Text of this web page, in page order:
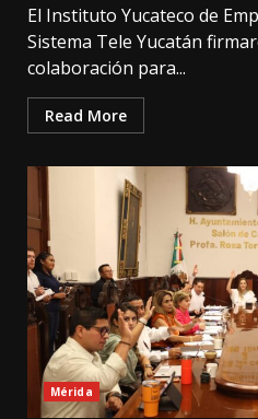
El Instituto Yucateco de
Sistema Tele Yucatán
colaboración para...
Read More
Mérida